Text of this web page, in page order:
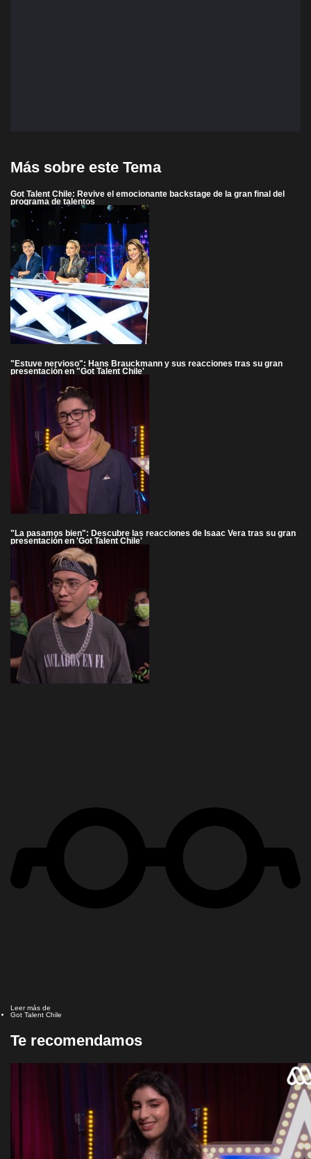
Más sobre este Tema
Got Talent Chile: Revive el emocionante backstage de la gran final del
programa de talentos
"Estuve nervioso": Hans Brauckmann y sus reacciones tras su gran
presentación en "Got Talent Chile'
"La pasamos bien": Descubre las reacciones de Isaac Vera tras su gran
presentación en 'Got Talent Chile'
Leer más de
Got Talent Chile
Te recomendamos